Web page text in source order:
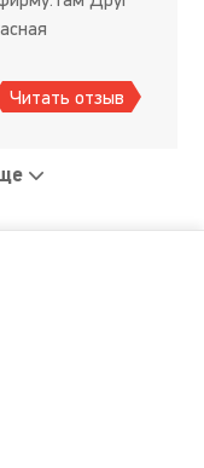
Читать отзыв